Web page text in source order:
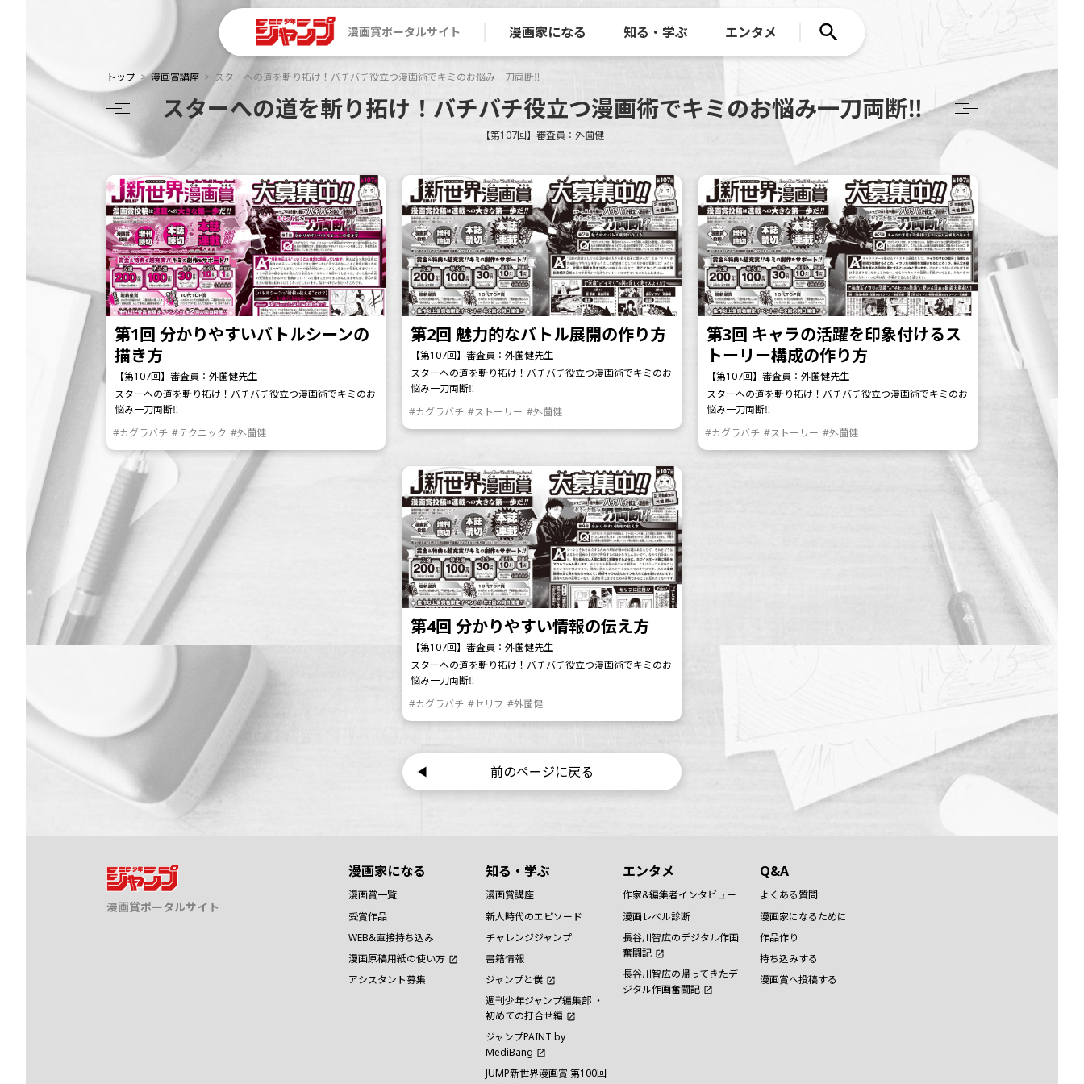
漫画賞ポータルサイト 漫画家になる 知る・学ぶ エンタメ
トップ 漫画賞講座 スターへの道を斬り拓け！バチバチ役立つ漫画術でキミのお悩み一刀両断‼
スターへの道を斬り拓け！バチバチ役立つ漫画術でキミのお悩み一刀両断‼
【第107回】審査員：外薗健
第1回 分かりやすいバトルシーンの
描き方
【第107回】審査員：外薗健先生
スターへの道を斬り拓け！バチバチ役立つ漫画術でキミのお
悩み一刀両断‼
#カグラバチ #テクニック #外薗健
第2回 魅力的なバトル展開の作り方
【第107回】審査員：外薗健先生
スターへの道を斬り拓け！バチバチ役立つ漫画術でキミのお
悩み一刀両断‼
#カグラバチ #ストーリー #外薗健
第3回 キャラの活躍を印象付けるス
トーリー構成の作り方
【第107回】審査員：外薗健先生
スターへの道を斬り拓け！バチバチ役立つ漫画術でキミのお
悩み一刀両断‼
#カグラバチ #ストーリー #外薗健
第4回 分かりやすい情報の伝え方
【第107回】審査員：外薗健先生
スターへの道を斬り拓け！バチバチ役立つ漫画術でキミのお
悩み一刀両断‼
#カグラバチ #セリフ #外薗健
前のページに戻る
漫画賞ポータルサイト
漫画家になる
漫画賞一覧
受賞作品
WEB&直接持ち込み
漫画原稿用紙の使い方
アシスタント募集
知る・学ぶ
漫画賞講座
新人時代のエピソード
チャレンジジャンプ
書籍情報
ジャンプと僕
週刊少年ジャンプ編集部 ・
初めての打合せ編
ジャンプPAINT by
MediBang
JUMP新世界漫画賞 第100回
エンタメ
作家&編集者インタビュー
漫画レベル診断
長谷川智広のデジタル作画
奮闘記
長谷川智広の帰ってきたデ
ジタル作画奮闘記
Q&A
よくある質問
漫画家になるために
作品作り
持ち込みする
漫画賞へ投稿する